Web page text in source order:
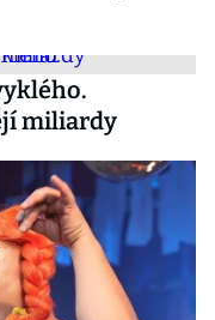
miliardy